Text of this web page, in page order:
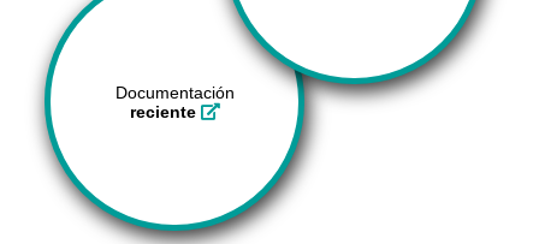
Documentación
reciente